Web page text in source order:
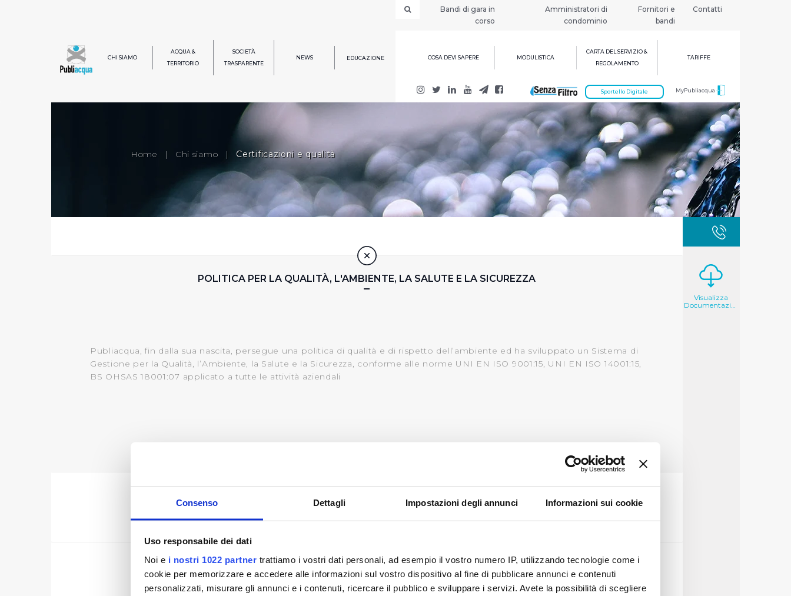
Consenso Dettagli Impostazioni degli annunci Informazioni sui cookie
Uso responsabile dei dati
Noi e i nostri 1022 partner trattiamo i vostri dati personali, ad esempio il vostro numero IP, utilizzando tecnologie come i
cookie per memorizzare e accedere alle informazioni sul vostro dispositivo al fine di pubblicare annunci e contenuti
personalizzati, misurare gli annunci e i contenuti, ricercare il pubblico e sviluppare i servizi. Avete la possibilità di scegliere
Bandi di gara in
corso
Amministratori di
condominio
Fornitori e
bandi
Contatti
CHI SIAMO
ACQUA &
TERRITORIO
SOCIETÀ
TRASPARENTE
NEWS EDUCAZIONE COSA DEVI SAPERE MODULISTICA
CARTA DEL SERVIZIO &
REGOLAMENTO
TARIFFE
MyPubliacqua
Sportello Digitale
Home | Chi siamo | Certificazioni e qualità
POLITICA PER LA QUALITÀ, L'AMBIENTE, LA SALUTE E LA SICUREZZA
Publiacqua, fin dalla sua nascita, persegue una politica di qualità e di rispetto dell’ambiente ed ha sviluppato un Sistema di
Gestione per la Qualità, l’Ambiente, la Salute e la Sicurezza, conforme alle norme UNI EN ISO 9001:15, UNI EN ISO 14001:15,
BS OHSAS 18001:07 applicato a tutte le attività aziendali
CERTIFICAZIONE AMBIENTALE UNI EN ISO 14001:2015
Visualizza
Documentazione